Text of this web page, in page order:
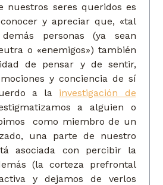
nuestros seres queridos es
y apreciar que, «tal
personas (ya sean
o «enemigos») también
de pensar y de sentir,
y conciencia de sí
a la investigación de
a alguien o
como miembro de un
una parte de nuestro
asociada con percibir la
(la corteza prefrontal
y dejamos de verlos